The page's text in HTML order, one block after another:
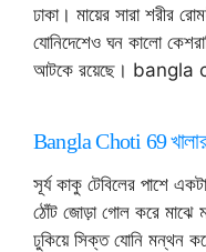
ঢাকা। মায়ের সারা শরীর
যোনিদেশেও ঘন কালো
আটকে রয়েছে।
Bangla Choti 69 খালার
সূর্য কাকু টেবিলের পাশে
ঠোঁট জোড়া গোল করে মাঝে
ঢুকিয়ে সিক্ত যোনি মন্থন